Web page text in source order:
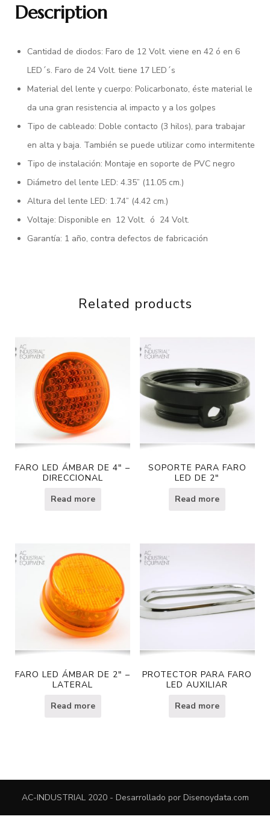
Description
Cantidad de diodos: Faro de 12 Volt. viene en 42 ó en 6
LED´s. Faro de 24 Volt. tiene 17 LED´s
Material del lente y cuerpo: Policarbonato, éste material le
da una gran resistencia al impacto y a los golpes
Tipo de cableado: Doble contacto (3 hilos), para trabajar
en alta y baja. También se puede utilizar como intermitente
Tipo de instalación: Montaje en soporte de PVC negro
Diámetro del lente LED: 4.35” (11.05 cm.)
Altura del lente LED: 1.74” (4.42 cm.)
Voltaje: Disponible en 12 Volt. ó 24 Volt.
Garantía: 1 año, contra defectos de fabricación
Related products
FARO LED ÁMBAR DE 4″ –
DIRECCIONAL
Read more
SOPORTE PARA FARO
LED DE 2″
Read more
FARO LED ÁMBAR DE 2″ –
LATERAL
Read more
PROTECTOR PARA FARO
LED AUXILIAR
Read more
AC-INDUSTRIAL 2020 - Desarrollado por Disenoydata.com